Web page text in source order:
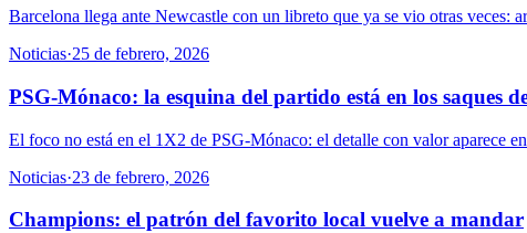
Barcelona llega ante Newcastle con un libreto que ya se vio otras veces:
Noticias·25 de febrero, 2026
PSG-Mónaco: la esquina del partido está en los saques
El foco no está en el 1X2 de PSG-Mónaco: el detalle con valor aparece
Noticias·23 de febrero, 2026
Champions: el patrón del favorito local vuelve a mandar